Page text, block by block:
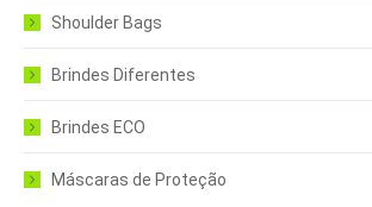
Shoulder Bags
Brindes Diferentes
Brindes ECO
Máscaras de Proteção